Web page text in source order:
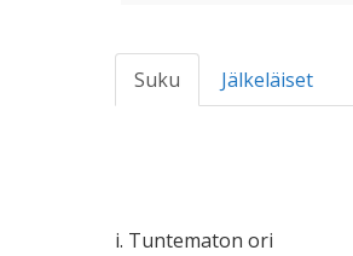
Suku Jälkeläiset
i. Tuntematon ori